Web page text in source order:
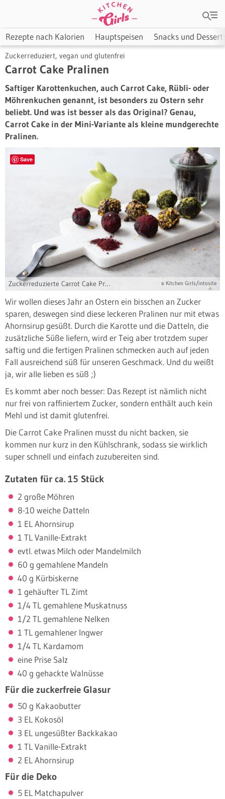
Rezepte nach Kalorien Hauptspeisen Snacks und
Zuckerreduziert, vegan und glutenfrei
Carrot Cake Pralinen
Saftiger Karottenkuchen, auch Carrot Cake, Rübli- oder
Möhrenkuchen genannt, ist besonders zu Ostern sehr
beliebt. Und was ist besser als das Original? Genau,
Carrot Cake in der Mini-Variante als kleine mundgerechte
Pralinen.
Save
Zuckerreduzierte Carrot Cake Pralinen © Kitchen Girls/intosite
Wir wollen dieses Jahr an Ostern ein bisschen an Zucker
sparen, deswegen sind diese leckeren Pralinen nur mit etwas
Ahornsirup gesüßt. Durch die Karotte und die Datteln, die
zusätzliche Süße liefern, wird er Teig aber trotzdem super
saftig und die fertigen Pralinen schmecken auch auf jeden
Fall ausreichend süß für unseren Geschmack. Und du weißt
ja, wir alle lieben es süß ;)
Es kommt aber noch besser: Das Rezept ist nämlich nicht
nur frei von raffiniertem Zucker, sondern enthält auch kein
Mehl und ist damit glutenfrei.
Die Carrot Cake Pralinen musst du nicht backen, sie
kommen nur kurz in den Kühlschrank, sodass sie wirklich
super schnell und einfach zuzubereiten sind.
Zutaten für ca. 15 Stück
2 große Möhren
8-10 weiche Datteln
1 EL Ahornsirup
1 TL Vanille-Extrakt
evtl. etwas Milch oder Mandelmilch
60 g gemahlene Mandeln
40 g Kürbiskerne
1 gehäufter TL Zimt
1/4 TL gemahlene Muskatnuss
1/2 TL gemahlene Nelken
1 TL gemahlener Ingwer
1/4 TL Kardamom
eine Prise Salz
40 g gehackte Walnüsse
Für die zuckerfreie Glasur
50 g Kakaobutter
3 EL Kokosöl
3 EL ungesüßter Backkakao
1 TL Vanille-Extrakt
2 EL Ahornsirup
Für die Deko
5 EL Matchapulver